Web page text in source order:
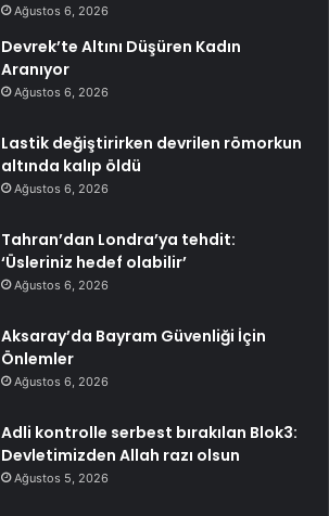
Ağustos 6, 2026
Devrek’te Altını Düşüren Kadın
Aranıyor
Ağustos 6, 2026
Lastik değiştirirken devrilen römorkun
altında kalıp öldü
Ağustos 6, 2026
Tahran’dan Londra’ya tehdit:
‘Üsleriniz hedef olabilir’
Ağustos 6, 2026
Aksaray’da Bayram Güvenliği İçin
Önlemler
Ağustos 6, 2026
Adli kontrolle serbest bırakılan Blok3:
Devletimizden Allah razı olsun
Ağustos 5, 2026